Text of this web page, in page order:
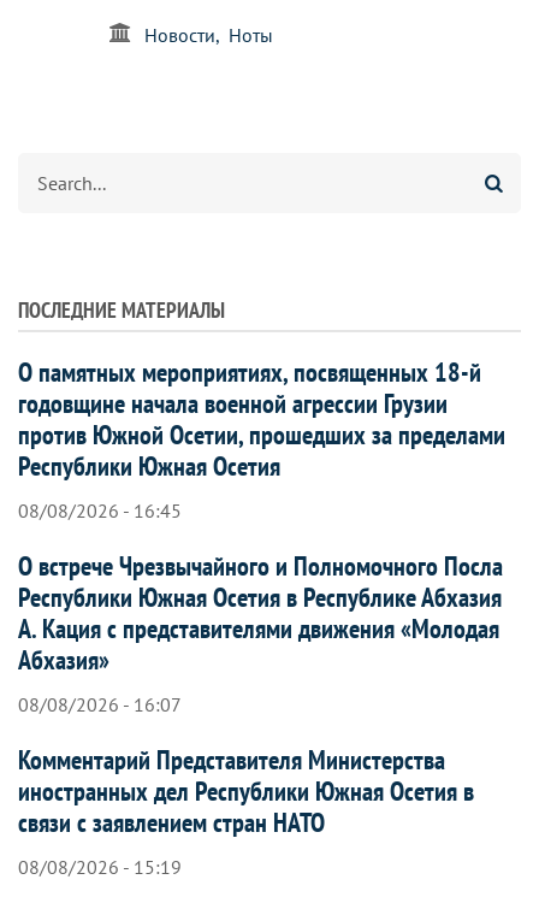
Новости Ноты
ПОСЛЕДНИЕ МАТЕРИАЛЫ
О памятных мероприятиях, посвященных 18-й
годовщине начала военной агрессии Грузии
против Южной Осетии, прошедших за пределами
Республики Южная Осетия
08/08/2026 - 16:45
О встрече Чрезвычайного и Полномочного Посла
Республики Южная Осетия в Республике Абхазия
А. Кация с представителями движения «Молодая
Абхазия»
08/08/2026 - 16:07
Комментарий Представителя Министерства
иностранных дел Республики Южная Осетия в
связи с заявлением стран НАТО
08/08/2026 - 15:19